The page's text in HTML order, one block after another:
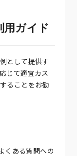
用ガイド
として提供す
じて適宜カス
ることをお勧
くある質問への